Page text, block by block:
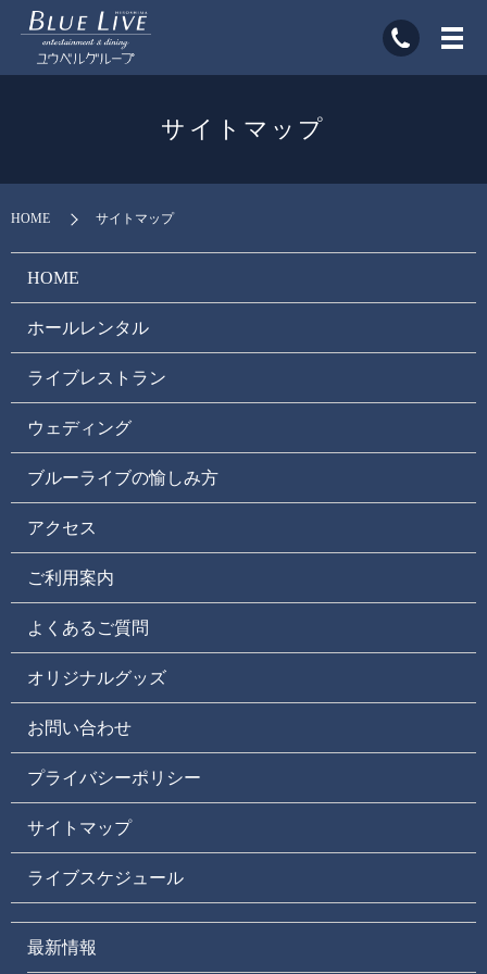
サイトマップ
HOME サイトマップ
HOME
ホールレンタル
ライブレストラン
ウェディング
ブルーライブの愉しみ方
アクセス
ご利用案内
よくあるご質問
オリジナルグッズ
お問い合わせ
プライバシーポリシー
サイトマップ
ライブスケジュール
最新情報